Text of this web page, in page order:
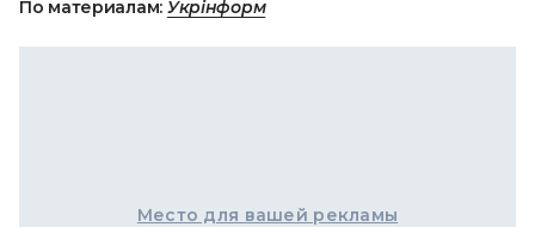
По материалам: Укрінформ
Место для вашей рекламы